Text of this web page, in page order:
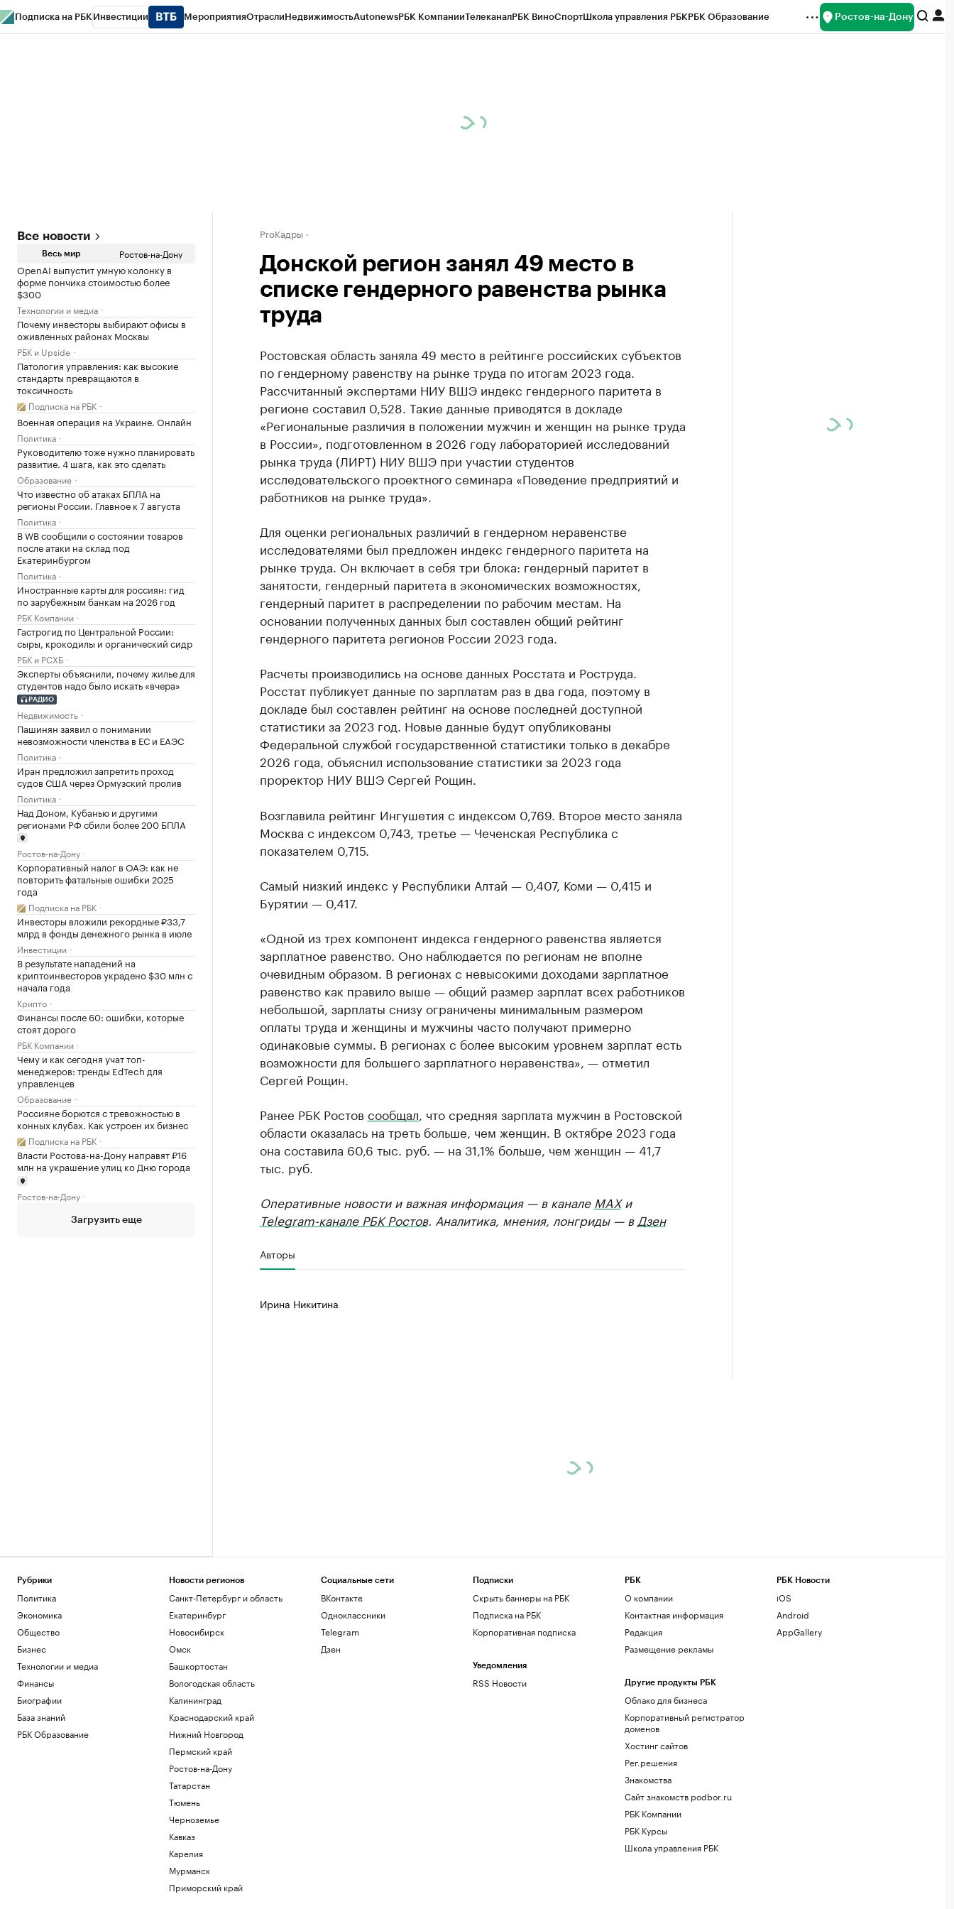
Подписка на РБК Инвестиции МероприятияОтраслиНедвижимостьAutonewsРБК КомпанииТелеканалРБК ВиноСпортШкола управления РБКРБК Образование Ростов-на-Дону
Все новости
Весь мир Ростов-на-Дону
OpenAI выпустит умную колонку в
форме пончика стоимостью более
$300
Технологии и медиа
Почему инвесторы выбирают офисы в
оживленных районах Москвы
РБК и Upside
Патология управления: как высокие
стандарты превращаются в
токсичность
Подписка на РБК
Военная операция на Украине. Онлайн
Политика
Руководителю тоже нужно планировать
развитие. 4 шага, как это сделать
Образование
Что известно об атаках БПЛА на
регионы России. Главное к 7 августа
Политика
В WB сообщили о состоянии товаров
после атаки на склад под
Екатеринбургом
Политика
Иностранные карты для россиян: гид
по зарубежным банкам на 2026 год
РБК Компании
Гастрогид по Центральной России:
сыры, крокодилы и органический сидр
РБК и РСХБ
Эксперты объяснили, почему жилье для
студентов надо было искать «вчера»
РАДИО
Недвижимость
Пашинян заявил о понимании
невозможности членства в ЕС и ЕАЭС
Политика
Иран предложил запретить проход
судов США через Ормузский пролив
Политика
Над Доном, Кубанью и другими
регионами РФ сбили более 200 БПЛА
Ростов-на-Дону
Корпоративный налог в ОАЭ: как не
повторить фатальные ошибки 2025
года
Подписка на РБК
Инвесторы вложили рекордные ₽33,7
млрд в фонды денежного рынка в июле
Инвестиции
В результате нападений на
криптоинвесторов украдено $30 млн с
начала года
Крипто
Финансы после 60: ошибки, которые
стоят дорого
РБК Компании
Чему и как сегодня учат топ-
менеджеров: тренды EdTech для
управленцев
Образование
Россияне борются с тревожностью в
конных клубах. Как устроен их бизнес
Подписка на РБК
Власти Ростова-на-Дону направят ₽16
млн на украшение улиц ко Дню города
Ростов-на-Дону
Загрузить еще
ProКадры
Донской регион занял 49 место в
списке гендерного равенства рынка
труда
Ростовская область заняла 49 место в рейтинге российских субъектов
по гендерному равенству на рынке труда по итогам 2023 года.
Рассчитанный экспертами НИУ ВШЭ индекс гендерного паритета в
регионе составил 0,528. Такие данные приводятся в докладе
«Региональные различия в положении мужчин и женщин на рынке труда
в России», подготовленном в 2026 году лабораторией исследований
рынка труда (ЛИРТ) НИУ ВШЭ при участии студентов
исследовательского проектного семинара «Поведение предприятий и
работников на рынке труда».
Для оценки региональных различий в гендерном неравенстве
исследователями был предложен индекс гендерного паритета на
рынке труда. Он включает в себя три блока: гендерный паритет в
занятости, гендерный паритета в экономических возможностях,
гендерный паритет в распределении по рабочим местам. На
основании полученных данных был составлен общий рейтинг
гендерного паритета регионов России 2023 года.
Расчеты производились на основе данных Росстата и Роструда.
Росстат публикует данные по зарплатам раз в два года, поэтому в
докладе был составлен рейтинг на основе последней доступной
статистики за 2023 год. Новые данные будут опубликованы
Федеральной службой государственной статистики только в декабре
2026 года, объяснил использование статистики за 2023 года
проректор НИУ ВШЭ Сергей Рощин.
Возглавила рейтинг Ингушетия с индексом 0,769. Второе место заняла
Москва с индексом 0,743, третье — Чеченская Республика с
показателем 0,715.
Самый низкий индекс у Республики Алтай — 0,407, Коми — 0,415 и
Бурятии — 0,417.
«Одной из трех компонент индекса гендерного равенства является
зарплатное равенство. Оно наблюдается по регионам не вполне
очевидным образом. В регионах с невысокими доходами зарплатное
равенство как правило выше — общий размер зарплат всех работников
небольшой, зарплаты снизу ограничены минимальным размером
оплаты труда и женщины и мужчины часто получают примерно
одинаковые суммы. В регионах с более высоким уровнем зарплат есть
возможности для большего зарплатного неравенства», — отметил
Сергей Рощин.
Ранее РБК Ростов сообщал , что средняя зарплата мужчин в Ростовской
области оказалась на треть больше, чем женщин. В октябре 2023 года
она составила 60,6 тыс. руб. — на 31,1% больше, чем женщин — 41,7
тыс. руб.
Оперативные новости и важная информация — в канале MAXи
Telegram-канале РБК Ростов. Аналитика, мнения, лонгриды — в Дзен
Авторы
Ирина Никитина
Рубрики
Политика
Экономика
Общество
Бизнес
Технологии и медиа
Финансы
Биографии
База знаний
РБК Образование
Новости регионов
Санкт-Петербург и область
Екатеринбург
Новосибирск
Омск
Башкортостан
Вологодская область
Калининград
Краснодарский край
Нижний Новгород
Пермский край
Ростов-на-Дону
Татарстан
Тюмень
Черноземье
Кавказ
Карелия
Мурманск
Приморский край
Социальные сети
ВКонтакте
Одноклассники
Telegram
Дзен
Подписки
Скрыть баннеры на РБК
Подписка на РБК
Корпоративная подписка
Уведомления
RSS Новости
РБК
О компании
Контактная информация
Редакция
Размещение рекламы
Другие продукты РБК
Облако для бизнеса
Корпоративный регистратор
доменов
Хостинг сайтов
Рег.решения
Знакомства
Сайт знакомств podbor.ru
РБК Компании
РБК Курсы
Школа управления РБК
РБК Новости
iOS
Android
AppGallery